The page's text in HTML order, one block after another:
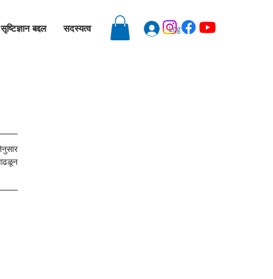
सृष्टिज्ञान बद्दल सदस्यत्व Log In